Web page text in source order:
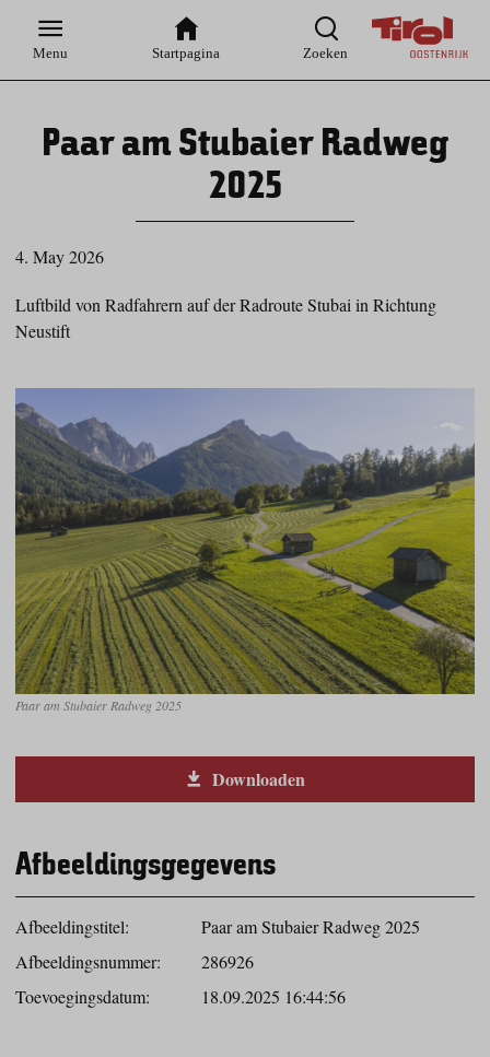
Hauptnavigation
Inhaltsbereich
Menu Startpagina Zoeken
Paar am Stubaier Radweg
2025
4. May 2026
Luftbild von Radfahrern auf der Radroute Stubai in Richtung
Neustift
Paar am Stubaier Radweg 2025
Downloaden
Afbeeldingsgegevens
Afbeeldingstitel:
Paar am Stubaier Radweg 2025
Afbeeldingsnummer:
286926
Toevoegingsdatum:
18.09.2025 16:44:56